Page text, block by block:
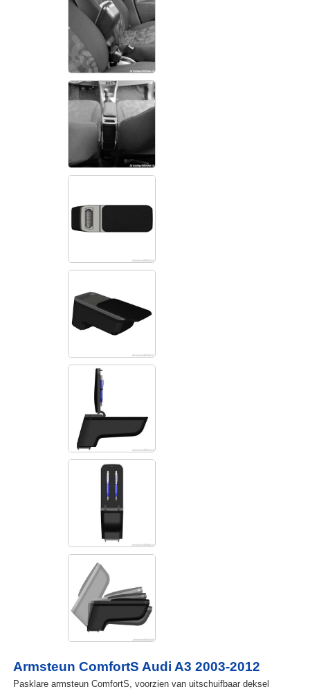
Armsteun ComfortS Audi A3 2003-2012
Pasklare armsteun ComfortS, voorzien van uitschuifbaar deksel